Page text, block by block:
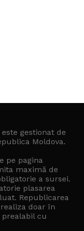
gestionat de
Moldova.
pe pagina
maximă de
a sursei.
plasarea
Republicarea
doar în
prealabil cu